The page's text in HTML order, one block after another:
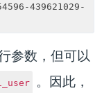
439621029-
参数，但可以
。因此，